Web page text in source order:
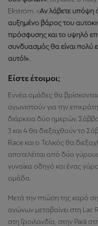
Ekström. «Αν λάβετε υπόψη
αυξημένο βάρος του
πρόσφυσης και το υψηλό
συνδυασμός θα είναι πολύ
αυτό!».
Είστε έτοιμοι;
Εννέα ομάδες θα
αγωνιστούν για την
διάρκεια δύο ημερών,
3 και 4 θα διεξαχθούν το
Race και ο Τελικός θα
αποτελέιται από δύο
γυναίκα οδηγό και ένας
ομάδα.
Μετά την πτώση της καρό
αγώνων μεταβαίνει στη Lac
στη Γροιλανδία, στην Pará